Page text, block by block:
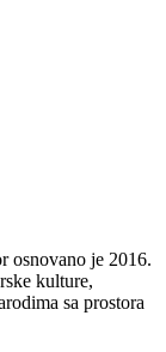
osnovano je 2016.
kulture,
sa prostora